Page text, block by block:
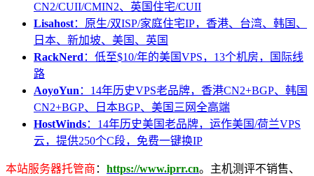
CN2/CUII/CMIN2、英国住宅/CUII
Lisahost：原生/双ISP/家庭住宅IP，香港、台湾、韩国、
日本、新加坡、美国、英国
RackNerd ：低至$10/年的美国VPS，13个机房，国际线
路
AoyoYun ：14年历史VPS老品牌，香港CN2+BGP、韩国
CN2+BGP、日本BGP、美国三网全高端
HostWinds：14年历史美国老品牌，运作美国/荷兰VPS
云，提供250个C段，免费一键换IP
本站服务器托管商 ： https://www.iprr.cn。主机测评不销售、